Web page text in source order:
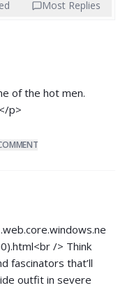
Most Replies
of the hot men.
p>
/> Think
fascinators that’ll
outfit in severe